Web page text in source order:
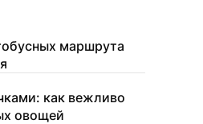
маршрута
как вежливо
овощей